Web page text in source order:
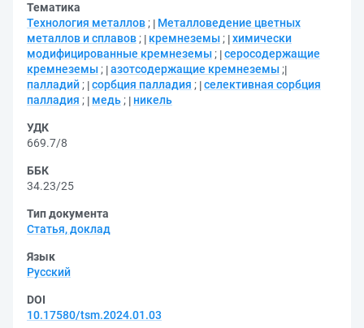
Тематика
Технология металлов ;
Металловедение цветных
металлов и сплавов ; кремнеземы ; химически
модифицированные кремнеземы ; серосодержащие
кремнеземы ; азотсодержащие кремнеземы ;
палладий ; сорбция палладия ; селективная сорбция
палладия ; медь ; никель
УДК
669.7/8
ББК
34.23/25
Тип документа
Статья, доклад
Язык
Русский
DOI
10.17580/tsm.2024.01.03